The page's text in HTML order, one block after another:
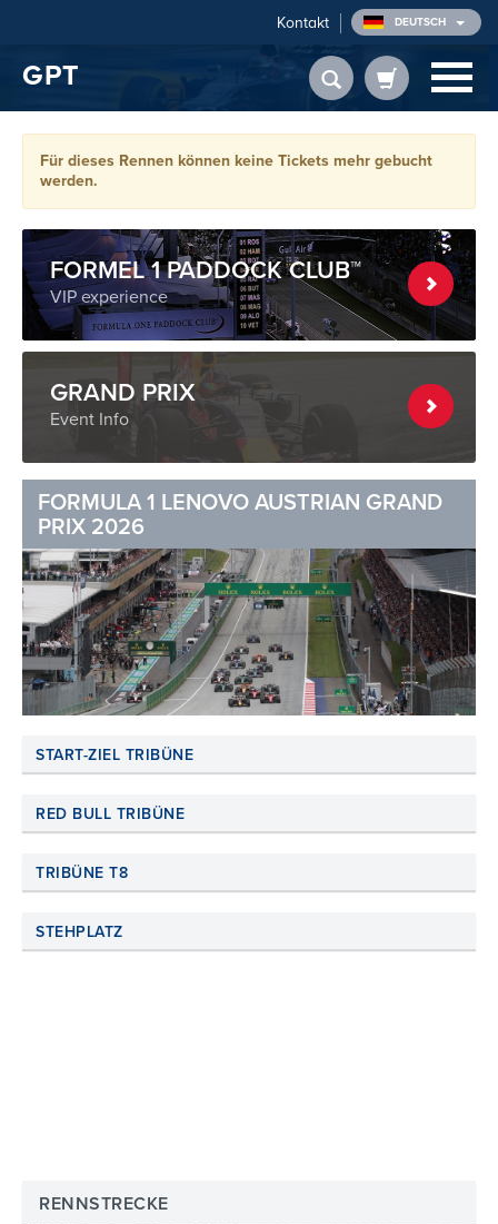
Kontakt DEUTSCH
GPT
Für dieses Rennen können keine Tickets mehr gebucht
werden.
FORMEL 1 PADDOCK CLUB™
VIP experience
GRAND PRIX
Event Info
FORMULA 1 LENOVO AUSTRIAN GRAND
PRIX 2026
START-ZIEL TRIBÜNE
RED BULL TRIBÜNE
TRIBÜNE T8
STEHPLATZ
RENNSTRECKE